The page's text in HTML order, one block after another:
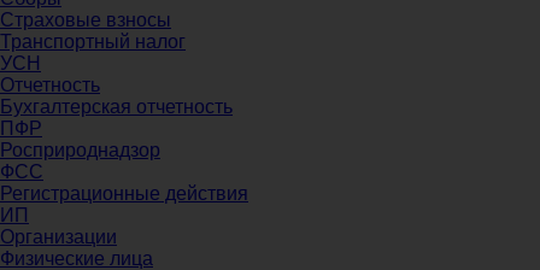
Страховые взносы
Транспортный налог
УСН
Отчетность
Бухгалтерская отчетность
ПФР
Росприроднадзор
ФСС
Регистрационные действия
ИП
Организации
Физические лица